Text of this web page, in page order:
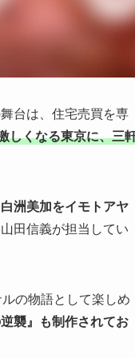
台は、住宅売買を専
しくなる東京に、三
洲美加をイモトアヤ
田信義が担当してい
の物語として楽しめ
襲』も制作されてお